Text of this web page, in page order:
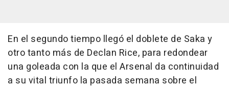
En el segundo tiempo llegó el doblete de Saka y
otro tanto más de Declan Rice, para redondear
una goleada con la que el Arsenal da continuidad
a su vital triunfo la pasada semana sobre el